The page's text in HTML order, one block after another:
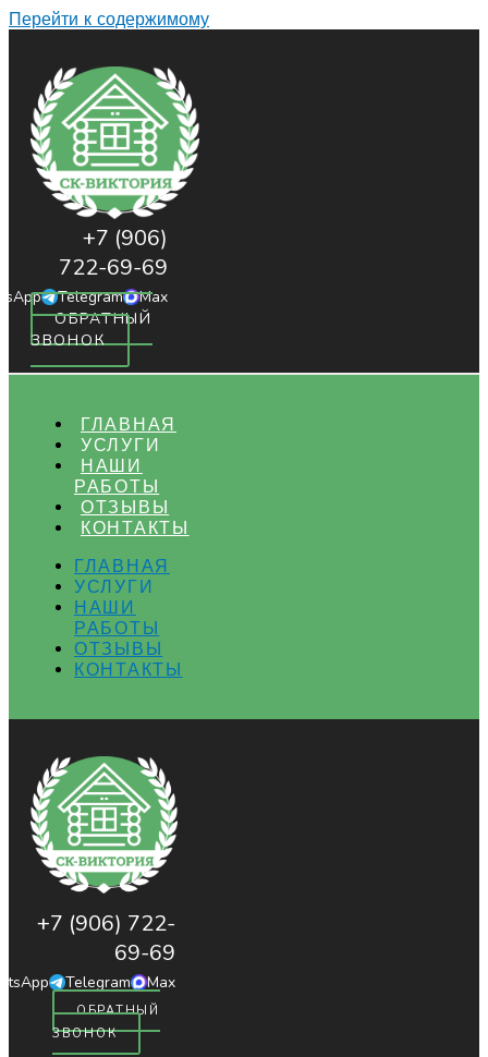
Перейти к содержимому
+7 (906)
722-69-69
Telegram
Max
ОБРАТНЫЙ
ЗВОНОК
ГЛАВНАЯ
УСЛУГИ
НАШИ
РАБОТЫ
ОТЗЫВЫ
КОНТАКТЫ
ГЛАВНАЯ
УСЛУГИ
НАШИ
РАБОТЫ
ОТЗЫВЫ
КОНТАКТЫ
+7 (906) 722-
69-69
Telegram Max
ОБРАТНЫЙ
ЗВОНОК